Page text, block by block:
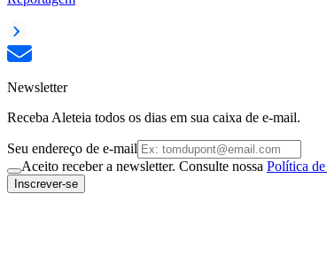
Newsletter
Receba Aleteia todos os dias em sua caixa de e-mail.
Seu endereço de e-mail
Aceito receber a newsletter. Consulte nossa Política
Inscrever-se